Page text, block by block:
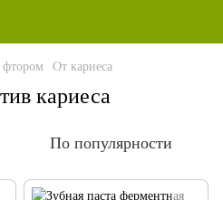
От кариеса
кариеса
По популярности